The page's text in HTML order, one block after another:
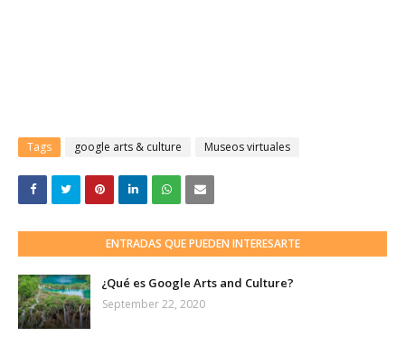
Tags google arts & culture Museos virtuales
ENTRADAS QUE PUEDEN INTERESARTE
¿Qué es Google Arts and Culture?
September 22, 2020